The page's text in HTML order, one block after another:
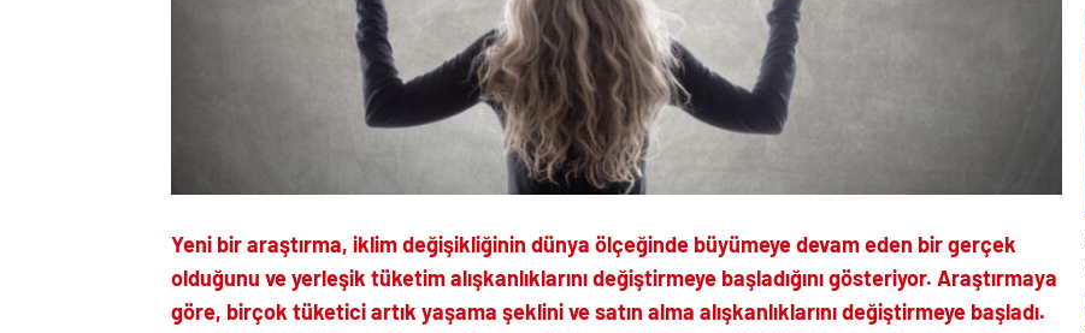
Yeni bir araştırma, iklim değişikliğinin dünya ölçeğinde büyümeye devam eden bir gerçek
olduğunu ve yerleşik tüketim alışkanlıklarını değiştirmeye başladığını gösteriyor. Araştırmaya
göre, birçok tüketici artık yaşama şeklini ve satın alma alışkanlıklarını değiştirmeye başladı.